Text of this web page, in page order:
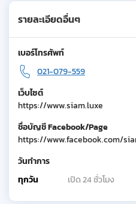
รายละเอียดอื่นๆ
เบอร์โทรศัพท์
021-079-559
เว็บไซต์
https://www.siam.luxe
ชื่อบัญชี Facebook/Page
https://www.facebook.com/
วันทำการ
ทุกวัน
เปิด 24 ชั่วโมง